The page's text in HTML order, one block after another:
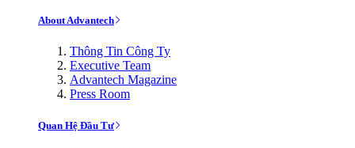
About Advantech
Thông Tin Công Ty
Executive Team
Advantech Magazine
Press Room
Quan Hệ Đầu Tư